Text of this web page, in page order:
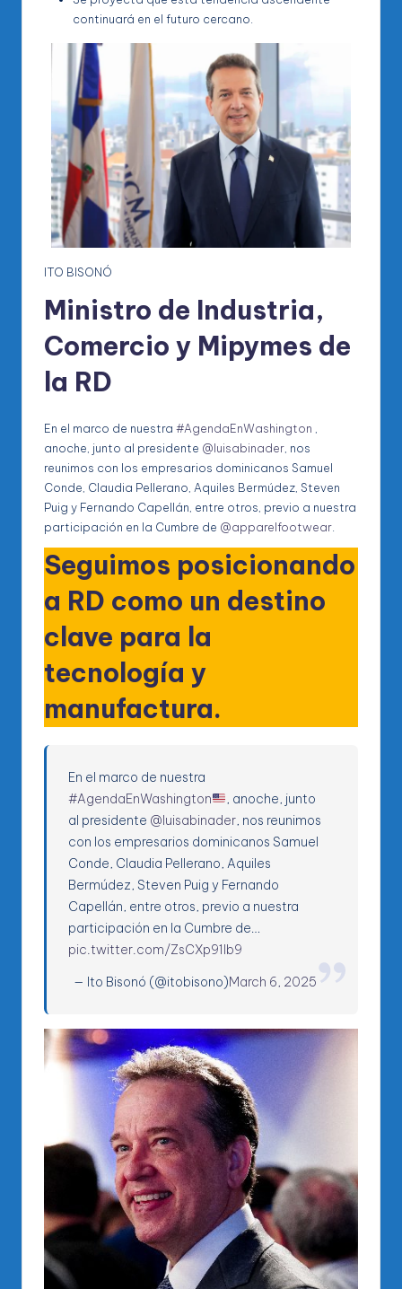
continuará en el futuro cercano.
ITO BISONÓ
Ministro de Industria,
Comercio y Mipymes de
la RD
En el marco de nuestra #AgendaEnWashington
anoche, junto al presidente @luisabinader , nos
reunimos con los empresarios dominicanos Samuel
Conde, Claudia Pellerano, Aquiles Bermúdez, Steven
Puig y Fernando Capellán, entre otros, previo a nuestra
participación en la Cumbre de @apparelfootwear
Seguimos posicionando
a RD como un destino
clave para la
tecnología y
manufactura.
En el marco de nuestra
#AgendaEnWashington
, anoche, junto
al presidente @luisabinader , nos reunimos
con los empresarios dominicanos Samuel
Conde, Claudia Pellerano, Aquiles
Bermúdez, Steven Puig y Fernando
Capellán, entre otros, previo a nuestra
participación en la Cumbre de…
pic.twitter.com/ZsCXp91lb9
— Ito Bisonó (@itobisono)March 6, 2025